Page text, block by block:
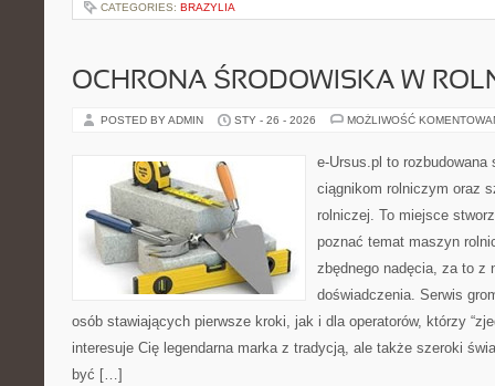
CATEGORIES: BRAZYLIA
OCHRONA ŚRODOWISKA W
POSTED BY ADMIN STY - 26 - 2026 MOŻLIWOŚĆ
e-Ursus.pl to rozbudowana
ciągnikom rolniczym oraz
rolniczej. To miejsce
poznać temat maszyn
zbędnego nadęcia, za to z
doświadczenia. Serwis
osób stawiających pierwsze kroki, jak i dla operatorów, którzy
interesuje Cię legendarna marka z tradycją, ale także szeroki
być […]